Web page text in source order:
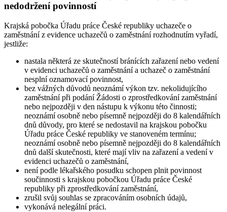
nedodržení povinností
Krajská pobočka Úřadu práce České republiky uchazeče o
zaměstnání z evidence uchazečů o zaměstnání rozhodnutím vyřadí,
jestliže:
nastala některá ze skutečností bránících zařazení nebo vedení
v evidenci uchazečů o zaměstnání a uchazeč o zaměstnání
nesplní oznamovací povinnost,
bez vážných důvodů neoznámí výkon tzv. nekolidujícího
zaměstnání při podání Žádosti o zprostředkování zaměstnání
nebo nejpozději v den nástupu k výkonu této činnosti;
neoznámí osobně nebo písemně nejpozději do 8 kalendářních
dnů důvody, pro které se nedostavil na krajskou pobočku
Úřadu práce České republiky ve stanoveném termínu;
neoznámí osobně nebo písemně nejpozději do 8 kalendářních
dnů další skutečnosti, které mají vliv na zařazení a vedení v
evidenci uchazečů o zaměstnání,
není podle lékařského posudku schopen plnit povinnost
součinnosti s krajskou pobočkou Úřadu práce České
republiky při zprostředkování zaměstnání,
zrušil svůj souhlas se zpracováním osobních údajů,
vykonává nelegální práci.